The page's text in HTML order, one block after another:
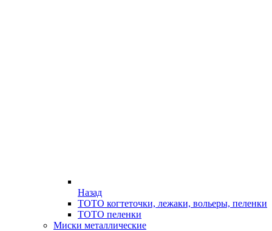
Назад
ТОТО когтеточки, лежаки, вольеры, пеленки
ТОТО пеленки
Миски металлические